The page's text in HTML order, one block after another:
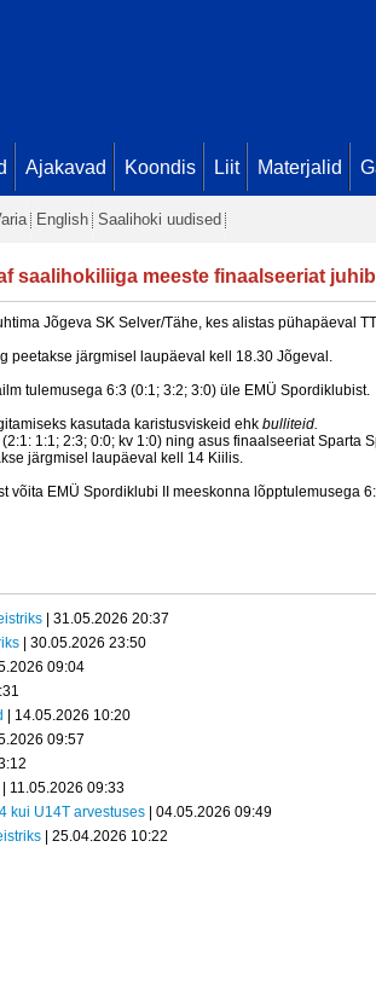
Ajakavad Koondis Liit Materjalid
English Saalihoki uudised
saalihokiliiga meeste finaalseeriat
Jõgeva SK Selver/Tähe, kes alistas pühapäeval
peetakse järgmisel laupäeval kell 18.30 Jõgeval.
tulemusega 6:3 (0:1; 3:2; 3:0) üle EMÜ Spordiklubist.
kasutada karistusviskeid ehk bulliteid.
1:1; 2:3; 0:0; kv 1:0) ning asus finaalseeriat Sparta
järgmisel laupäeval kell 14 Kiilis.
võita EMÜ Spordiklubi II meeskonna lõpptulemusega
| 31.05.2026 20:37
| 30.05.2026 23:50
09:04
| 14.05.2026 10:20
09:57
| 11.05.2026 09:33
kui U14T arvestuses | 04.05.2026 09:49
| 25.04.2026 10:22